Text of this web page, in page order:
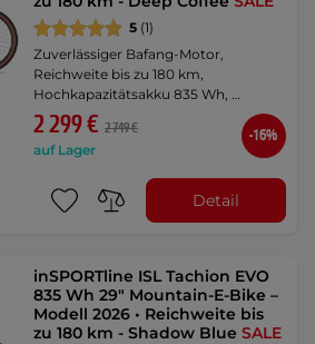
5 (1)
Zuverlässiger Bafang-Motor,
Reichweite bis zu 180 km,
Hochkapazitätsakku 835 Wh, …
2 299 € 2 749 €
auf Lager
-16%
Detail
inSPORTline ISL Tachion EVO
835 Wh 29" Mountain-E-Bike –
Modell 2026 • Reichweite bis
zu 180 km - Shadow BlueSALE